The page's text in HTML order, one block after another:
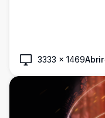
3333 × 1469Abrir